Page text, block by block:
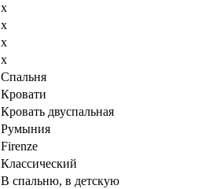
x
x
x
x
Спальня
Кровати
Кровать двуспальная
Румыния
Firenze
Классический
В спальню, в детскую